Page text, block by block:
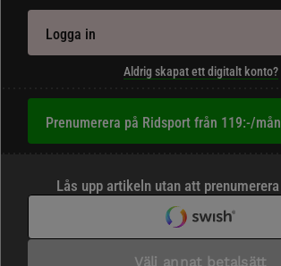
Logga in
Aldrig skapat ett digitalt konto?
Prenumerera på Ridsport från 119:-/mån